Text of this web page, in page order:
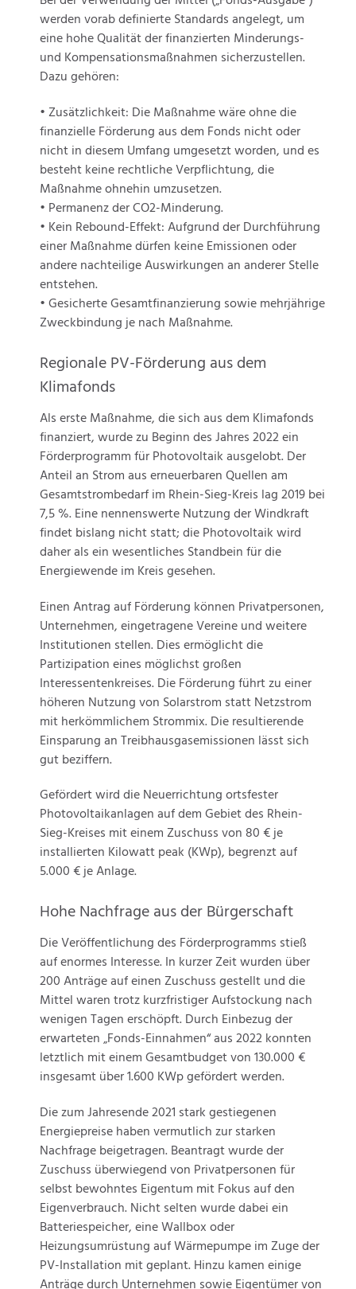
werden vorab definierte Standards angelegt, um
eine hohe Qualität der finanzierten Minderungs-
und Kompensationsmaßnahmen sicherzustellen.
Dazu gehören:
• Zusätzlichkeit: Die Maßnahme wäre ohne die
finanzielle Förderung aus dem Fonds nicht oder
nicht in diesem Umfang umgesetzt worden, und es
besteht keine rechtliche Verpflichtung, die
Maßnahme ohnehin umzusetzen.
• Permanenz der CO2-Minderung.
• Kein Rebound-Effekt: Aufgrund der Durchführung
einer Maßnahme dürfen keine Emissionen oder
andere nachteilige Auswirkungen an anderer Stelle
entstehen.
• Gesicherte Gesamtfinanzierung sowie mehrjährige
Zweckbindung je nach Maßnahme.
Regionale PV-Förderung aus dem
Klimafonds
Als erste Maßnahme, die sich aus dem Klimafonds
finanziert, wurde zu Beginn des Jahres 2022 ein
Förderprogramm für Photovoltaik ausgelobt. Der
Anteil an Strom aus erneuerbaren Quellen am
Gesamtstrombedarf im Rhein-Sieg-Kreis lag 2019 bei
7,5 %. Eine nennenswerte Nutzung der Windkraft
findet bislang nicht statt; die Photovoltaik wird
daher als ein wesentliches Standbein für die
Energiewende im Kreis gesehen.
Einen Antrag auf Förderung können Privatpersonen,
Unternehmen, eingetragene Vereine und weitere
Institutionen stellen. Dies ermöglicht die
Partizipation eines möglichst großen
Interessentenkreises. Die Förderung führt zu einer
höheren Nutzung von Solarstrom statt Netzstrom
mit herkömmlichem Strommix. Die resultierende
Einsparung an Treibhausgasemissionen lässt sich
gut beziffern.
Gefördert wird die Neuerrichtung ortsfester
Photovoltaikanlagen auf dem Gebiet des Rhein-
Sieg-Kreises mit einem Zuschuss von 80 € je
installierten Kilowatt peak (KWp), begrenzt auf
5.000 € je Anlage.
Hohe Nachfrage aus der Bürgerschaft
Die Veröffentlichung des Förderprogramms stieß
auf enormes Interesse. In kurzer Zeit wurden über
200 Anträge auf einen Zuschuss gestellt und die
Mittel waren trotz kurzfristiger Aufstockung nach
wenigen Tagen erschöpft. Durch Einbezug der
erwarteten „Fonds-Einnahmen“ aus 2022 konnten
letztlich mit einem Gesamtbudget von 130.000 €
insgesamt über 1.600 KWp gefördert werden.
Die zum Jahresende 2021 stark gestiegenen
Energiepreise haben vermutlich zur starken
Nachfrage beigetragen. Beantragt wurde der
Zuschuss überwiegend von Privatpersonen für
selbst bewohntes Eigentum mit Fokus auf den
Eigenverbrauch. Nicht selten wurde dabei ein
Batteriespeicher, eine Wallbox oder
Heizungsumrüstung auf Wärmepumpe im Zuge der
PV-Installation mit geplant. Hinzu kamen einige